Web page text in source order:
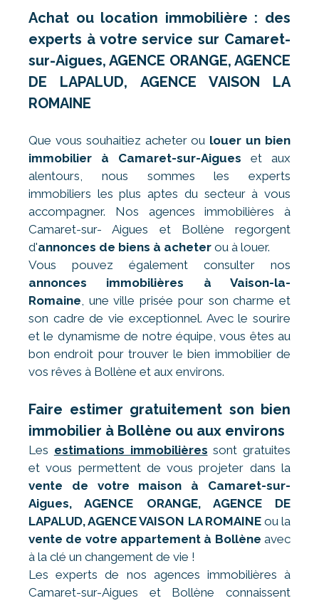
Achat ou location immobilière : des
experts à votre service sur Camaret-
sur-Aigues, AGENCE ORANGE, AGENCE
DE LAPALUD, AGENCE VAISON LA
ROMAINE
Que vous souhaitiez acheter ou louer un bien
immobilier à Camaret-sur-Aigues et aux
alentours, nous sommes les experts
immobiliers les plus aptes du secteur à vous
accompagner. Nos agences immobilières à
Camaret-sur- Aigues et Bollène regorgent
d'annonces de biens à acheter ou à louer.
Vous pouvez également consulter nos
annonces immobilières à Vaison-la-
Romaine, une ville prisée pour son charme et
son cadre de vie exceptionnel. Avec le sourire
et le dynamisme de notre équipe, vous êtes au
bon endroit pour trouver le bien immobilier de
vos rêves à Bollène et aux environs.
Faire estimer gratuitement son bien
immobilier à Bollène ou aux environs
Les estimations immobilières sont gratuites
et vous permettent de vous projeter dans la
vente de votre maison à Camaret-sur-
Aigues, AGENCE ORANGE, AGENCE DE
LAPALUD, AGENCE VAISON LA ROMAINEou la
vente de votre appartement à Bollène avec
à la clé un changement de vie !
Les experts de nos agences immobilières à
Camaret-sur-Aigues et Bollène connaissent